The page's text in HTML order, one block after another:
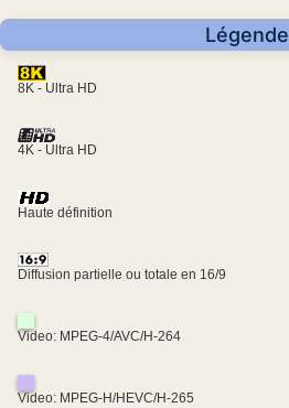
Légende
8K - Ultra HD
4K - Ultra HD
Haute définition
Diffusion partielle ou totale en 16/9
Video: MPEG-4/AVC/H-264
Video: MPEG-H/HEVC/H-265